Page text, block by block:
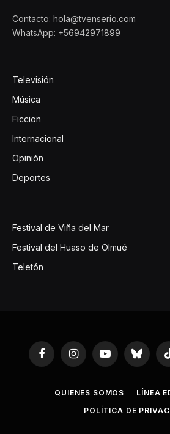
Contacto: hola@tvenserio.com
WhatsApp: +56942971899
Televisión
Música
Ficcion
Internacional
Opinión
Deportes
Festival de Viña del Mar
Festival del Huaso de Olmué
Teletón
FacebookInstagramYouTubeBluesky
QUIENES SOMOS
LÍNEA
POLÍTICA DE